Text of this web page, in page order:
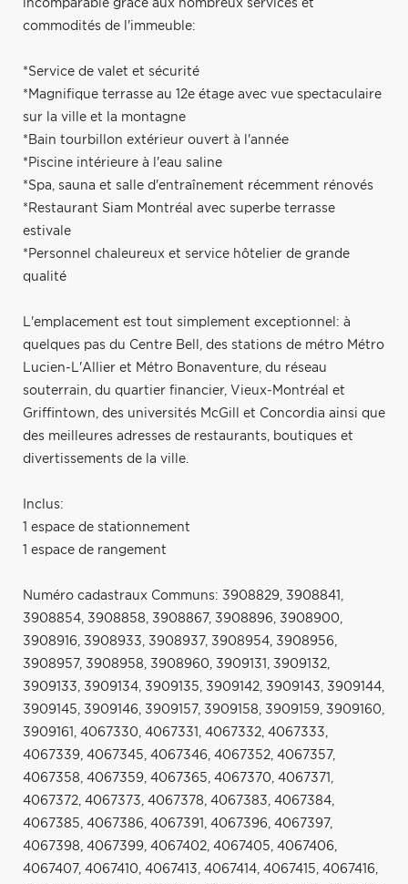
incomparable grâce aux nombreux services et
commodités de l'immeuble:
*Service de valet et sécurité
*Magnifique terrasse au 12e étage avec vue spectaculaire
sur la ville et la montagne
*Bain tourbillon extérieur ouvert à l'année
*Piscine intérieure à l'eau saline
*Spa, sauna et salle d'entraînement récemment rénovés
*Restaurant Siam Montréal avec superbe terrasse
estivale
*Personnel chaleureux et service hôtelier de grande
qualité
L'emplacement est tout simplement exceptionnel: à
quelques pas du Centre Bell, des stations de métro Métro
Lucien-L'Allier et Métro Bonaventure, du réseau
souterrain, du quartier financier, Vieux-Montréal et
Griffintown, des universités McGill et Concordia ainsi que
des meilleures adresses de restaurants, boutiques et
divertissements de la ville.
Inclus:
1 espace de stationnement
1 espace de rangement
Numéro cadastraux Communs: 3908829, 3908841,
3908854, 3908858, 3908867, 3908896, 3908900,
3908916, 3908933, 3908937, 3908954, 3908956,
3908957, 3908958, 3908960, 3909131, 3909132,
3909133, 3909134, 3909135, 3909142, 3909143, 3909144,
3909145, 3909146, 3909157, 3909158, 3909159, 3909160,
3909161, 4067330, 4067331, 4067332, 4067333,
4067339, 4067345, 4067346, 4067352, 4067357,
4067358, 4067359, 4067365, 4067370, 4067371,
4067372, 4067373, 4067378, 4067383, 4067384,
4067385, 4067386, 4067391, 4067396, 4067397,
4067398, 4067399, 4067402, 4067405, 4067406,
4067407, 4067410, 4067413, 4067414, 4067415, 4067416,